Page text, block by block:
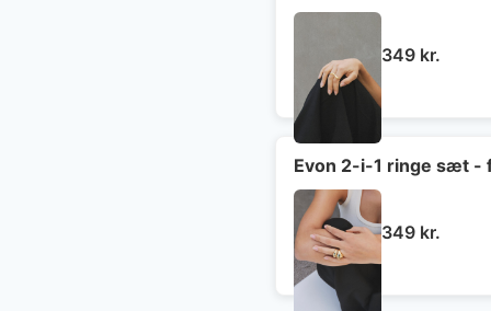
349 kr.
Evon 2-i-1 ringe sæt -
349 kr.